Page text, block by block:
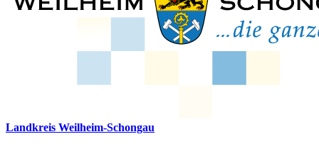
Landkreis Weilheim-Schongau